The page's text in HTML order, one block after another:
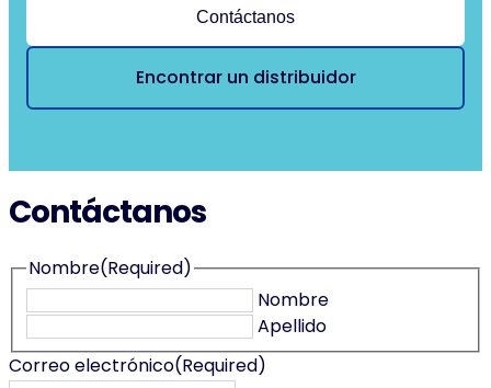
Contáctanos
Encontrar un distribuidor
Contáctanos
Nombre(Required)
Nombre
Apellido
Correo electrónico(Required)